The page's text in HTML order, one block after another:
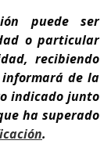
puede ser
o particular
recibiendo
de la
indicado junto
ha superado
.